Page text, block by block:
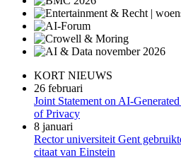
KORT NIEUWS
26 februari
Joint Statement on AI-
of Privacy
8 januari
Rector universiteit Gent
citaat van Einstein